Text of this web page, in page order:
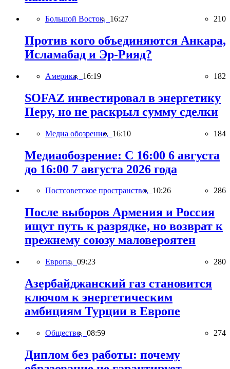
Большой Восток, 16:27 210
Против кого объединяются Анкара,
Исламабад и Эр-Рияд?
Америка, 16:19 182
SOFAZ инвестировал в энергетику
Перу, но не раскрыл сумму сделки
Медиа обозрение, 16:10 184
Медиаобозрение: С 16:00 6 августа
до 16:00 7 августа 2026 года
Постсоветское пространство, 10:26 286
После выборов Армения и Россия
ищут путь к разрядке, но возврат к
прежнему союзу маловероятен
Европа, 09:23 280
Азербайджанский газ становится
ключом к энергетическим
амбициям Турции в Европе
Общество, 08:59 274
Диплом без работы: почему